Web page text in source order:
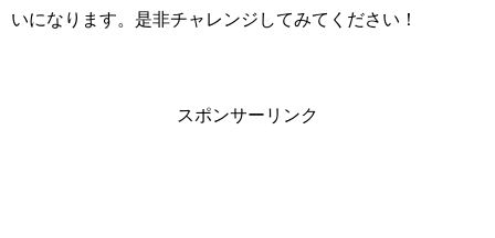
いになります。是非チャレンジしてみてください！
スポンサーリンク